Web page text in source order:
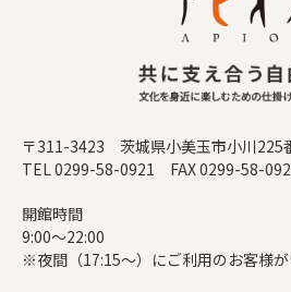
〒311-3423 茨城県小美玉市小川225
TEL 0299-58-0921 FAX 0299-58-
開館時間
9:00～22:00
※夜間（17:15～）にご利用のお客様